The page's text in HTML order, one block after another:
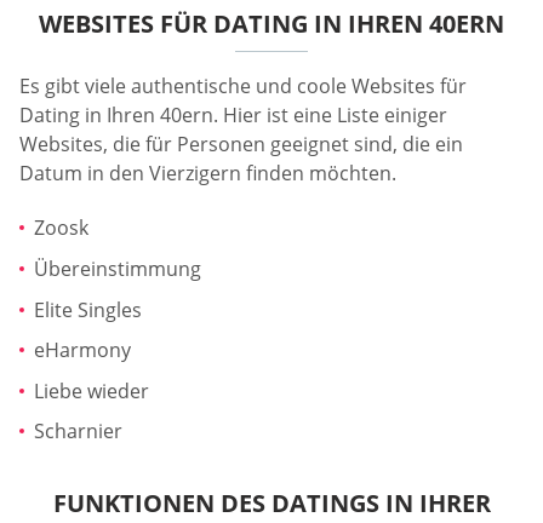
WEBSITES FÜR DATING IN IHREN 40ERN
Es gibt viele authentische und coole Websites für
Dating in Ihren 40ern. Hier ist eine Liste einiger
Websites, die für Personen geeignet sind, die ein
Datum in den Vierzigern finden möchten.
Zoosk
Übereinstimmung
Elite Singles
eHarmony
Liebe wieder
Scharnier
FUNKTIONEN DES DATINGS IN IHRER